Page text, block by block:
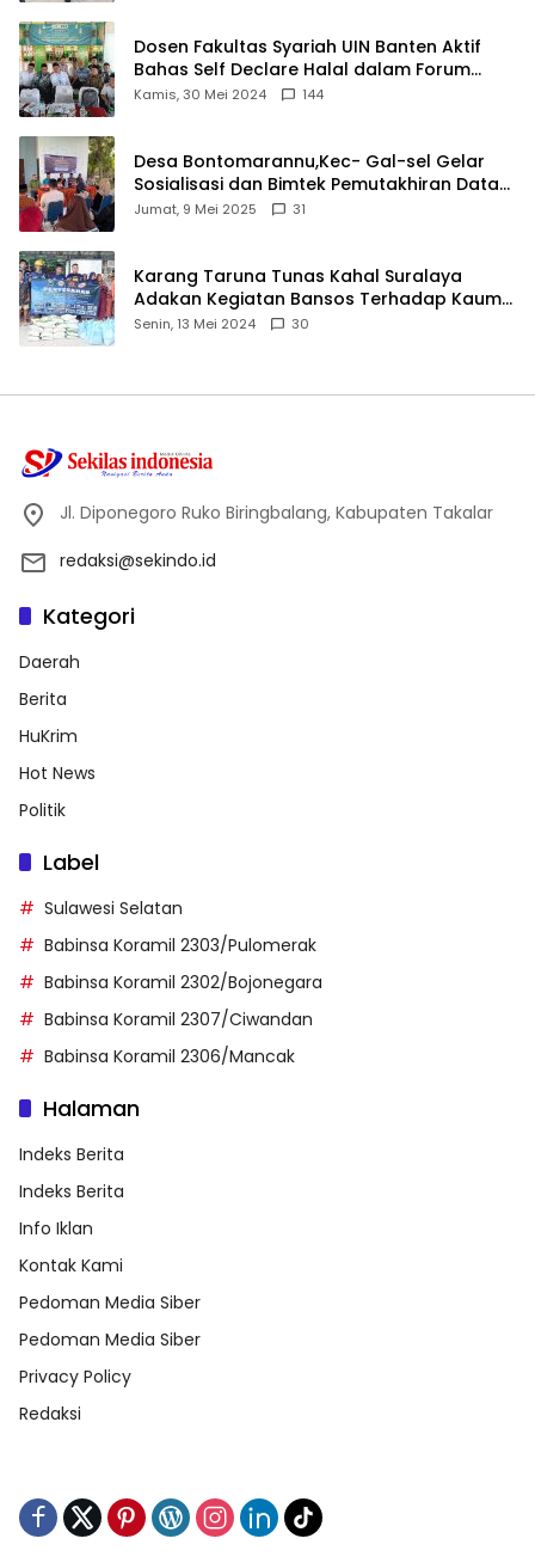
Dosen Fakultas Syariah UIN Banten Aktif
Bahas Self Declare Halal dalam Forum
Ijtima Ulama MUI
Kamis, 30 Mei 2024 144
Desa Bontomarannu,Kec- Gal-sel Gelar
Sosialisasi dan Bimtek Pemutakhiran Data
ID
Jumat, 9 Mei 2025 31
Karang Taruna Tunas Kahal Suralaya
Adakan Kegiatan Bansos Terhadap Kaum
Dhuafa dan Anak Yatim-Piatu
Senin, 13 Mei 2024 30
Jl. Diponegoro Ruko Biringbalang, Kabupaten Takalar
redaksi@sekindo.id
Kategori
Daerah
Berita
HuKrim
Hot News
Politik
Label
Sulawesi Selatan
Babinsa Koramil 2303/Pulomerak
Babinsa Koramil 2302/Bojonegara
Babinsa Koramil 2307/Ciwandan
Babinsa Koramil 2306/Mancak
Halaman
Indeks Berita
Indeks Berita
Info Iklan
Kontak Kami
Pedoman Media Siber
Pedoman Media Siber
Privacy Policy
Redaksi